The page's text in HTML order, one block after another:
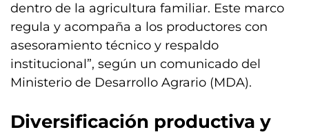
dentro de la agricultura familiar. Este marco
regula y acompaña a los productores con
asesoramiento técnico y respaldo
institucional”, según un comunicado del
Ministerio de Desarrollo Agrario (MDA).
Diversificación productiva y